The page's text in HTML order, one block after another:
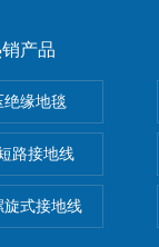
产品
绝缘地毯
路接地线
旋式接地线